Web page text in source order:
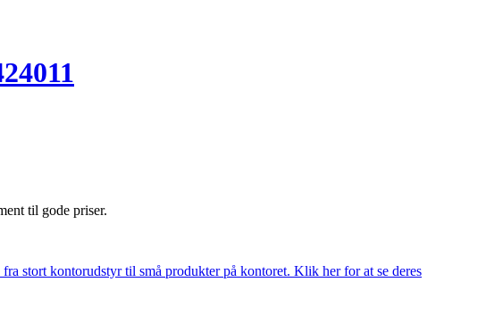
til gode priser.
stort kontorudstyr til små produkter på kontoret. Klik her for at se deres